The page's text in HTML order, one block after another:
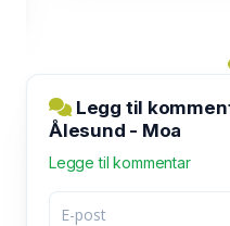
Legg til
Ålesund - Moa
Legge til kommentar